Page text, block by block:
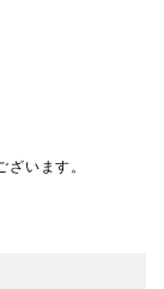
います。